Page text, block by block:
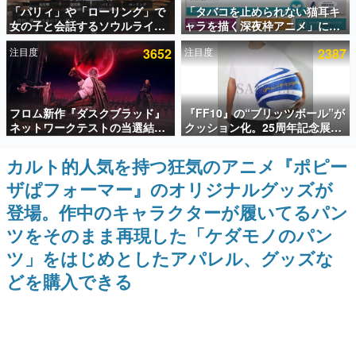
インタビュー
連載・特集一覧
殿堂入り記事
SNS拡散数が数千以上！ ページビュー数万以上！ などな
ど。多くの人々に読まれた、電ファミ渾身の“殿堂入り”記
事をまとめました。
ゲームの企画書
名作ゲームクリエイターの方々に製作時のエピソードをお
聞きし、ヒットする企画（ゲーム）とは何か？を探ってい
きます。
赫本
この物語を解いてはいけない。『赫本』は、〈試験問題〉
の形をした短編ホラー小説集です。
新世代に訊く
「パリィ」や「ローリング」で
女の子と会話するソウルライク
恋愛ゲーム『小早川さんはソウ
ルライク』無料公開。返事に失
敗すると「YOU DIED」
「タバコを止められない猫耳キ
ャラを描く深夜枠アニメ」に視
聴者の一部から批判意見。違法
薬物の使用と思しき描写も含め
て、BPOが議論を交わす
注目度 3652
フロム新作『ダスクブラッド』
ネットワークテストの当選結果
が8月7日22時に発表。応募サイ
トのマイページから確認可能、
テスト実施は8月21日～24日
注目度 2387
『FF10』の“ブリッツボール”が
クッション化。25周年記念展
「FINAL FANTASY X
MUSEUM-幻光の記憶-」のグッ
ズ情報が一部公開
カルト的人気を持つ狂気のアニメ『ポピー
ザぱフォーマー』のオリジナルグッズが
登場。作中のキャラクターが履いてるパン
ツをそのまま再現した「ケダモノのパン
ツ」をはじめとしたアパレル、グッズな
どを購入できる